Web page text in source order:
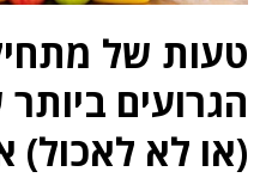
הגרועים
(או לא לאכול)